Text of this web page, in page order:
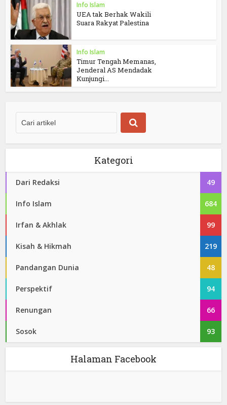
Info Islam
UEA tak Berhak Wakili
Suara Rakyat Palestina
Info Islam
Timur Tengah Memanas,
Jenderal AS Mendadak
Kunjungi...
Kategori
Dari Redaksi 49
Info Islam 684
Irfan & Akhlak 99
Kisah & Hikmah 219
Pandangan Dunia 48
Perspektif 94
Renungan 66
Sosok 93
Halaman Facebook